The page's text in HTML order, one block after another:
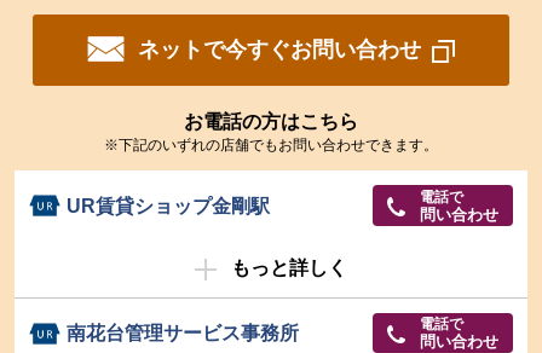
ネットで今すぐお問い合わせ
お電話の方はこちら
※下記のいずれの店舗でもお問い合わせできます。
UR賃貸ショップ金剛駅 電話で
問い合わせ
もっと詳しく
南花台管理サービス事務所 電話で
問い合わせ